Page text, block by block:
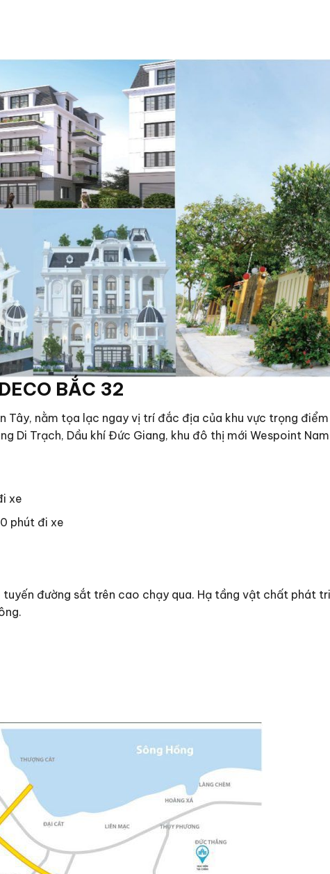
BẮC 32
Tây, nằm tọa lạc ngay vị trí đắc địa của khu vực trọng
Di Trạch, Dầu khí Đức Giang, khu đô thị mới Wespoint
xe
phút đi xe
đường sắt trên cao chạy qua. Hạ tầng vật chất phát